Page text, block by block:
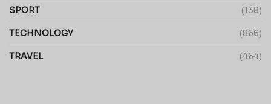
SPORT (138)
TECHNOLOGY (866)
TRAVEL (464)